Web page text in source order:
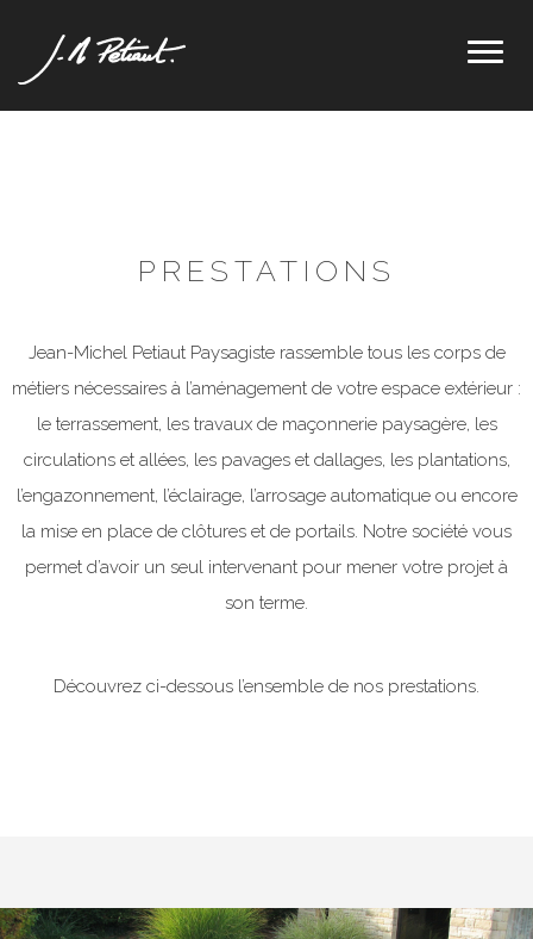
PRESTATIONS
Jean-Michel Petiaut Paysagiste rassemble tous les corps de
métiers nécessaires à l’aménagement de votre espace extérieur :
le terrassement, les travaux de maçonnerie paysagère, les
circulations et allées, les pavages et dallages, les plantations,
l’engazonnement, l’éclairage, l’arrosage automatique ou encore
la mise en place de clôtures et de portails. Notre société vous
permet d’avoir un seul intervenant pour mener votre projet à
son terme.
Découvrez ci-dessous l’ensemble de nos prestations.
Previous